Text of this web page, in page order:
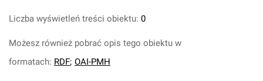
Liczba wyświetleń treści obiektu: 0
Możesz również pobrać opis tego obiektu w
formatach: RDF; OAI-PMH